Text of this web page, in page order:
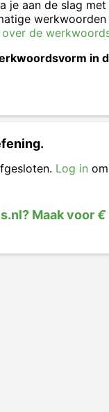
je aan de slag met
de
in
Log in
Maak voor€